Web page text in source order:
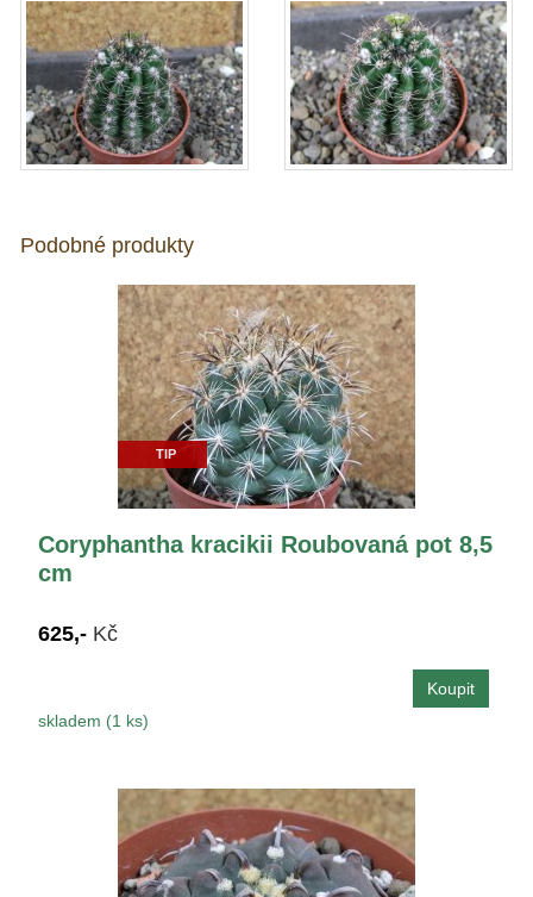
Podobné produkty
TIP
Coryphantha kracikii Roubovaná pot 8,5
cm
625,- Kč
skladem (1 ks)